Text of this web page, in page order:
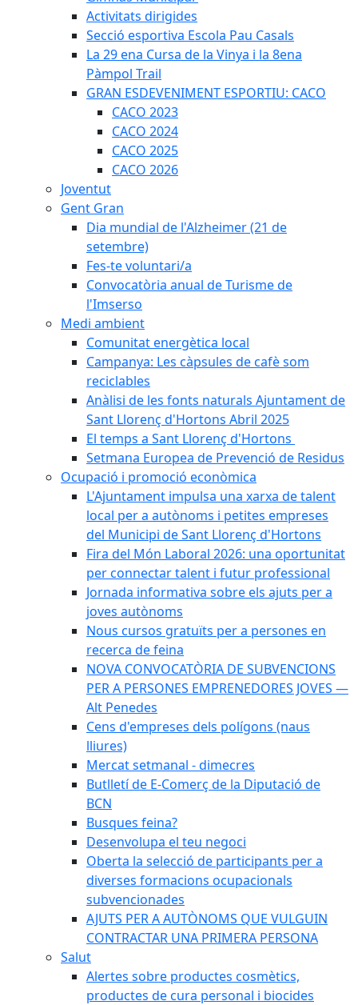
Activitats dirigides
Secció esportiva Escola Pau Casals
La 29 ena Cursa de la Vinya i la 8ena
Pàmpol Trail
GRAN ESDEVENIMENT ESPORTIU: CACO
CACO 2023
CACO 2024
CACO 2025
CACO 2026
Joventut
Gent Gran
Dia mundial de l'Alzheimer (21 de
setembre)
Fes-te voluntari/a
Convocatòria anual de Turisme de
l'Imserso
Medi ambient
Comunitat energètica local
Campanya: Les càpsules de cafè som
reciclables
Anàlisi de les fonts naturals Ajuntament de
Sant Llorenç d'Hortons Abril 2025
El temps a Sant Llorenç d'Hortons
Setmana Europea de Prevenció de Residus
Ocupació i promoció econòmica
L'Ajuntament impulsa una xarxa de talent
local per a autònoms i petites empreses
del Municipi de Sant Llorenç d'Hortons
Fira del Món Laboral 2026: una oportunitat
per connectar talent i futur professional
Jornada informativa sobre els ajuts per a
joves autònoms
Nous cursos gratuïts per a persones en
recerca de feina
NOVA CONVOCATÒRIA DE SUBVENCIONS
PER A PERSONES EMPRENEDORES JOVES —
Alt Penedes
Cens d'empreses dels polígons (naus
lliures)
Mercat setmanal - dimecres
Butlletí de E-Comerç de la Diputació de
BCN
Busques feina?
Desenvolupa el teu negoci
Oberta la selecció de participants per a
diverses formacions ocupacionals
subvencionades
AJUTS PER A AUTÒNOMS QUE VULGUIN
CONTRACTAR UNA PRIMERA PERSONA
Salut
Alertes sobre productes cosmètics,
productes de cura personal i biocides